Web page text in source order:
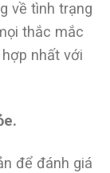
về tình trạng
thắc mắc
nhất với
để đánh giá